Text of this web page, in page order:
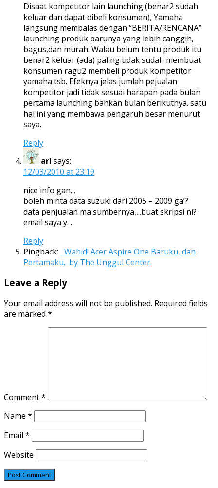
Disaat kompetitor lain launching (benar2 sudah
keluar dan dapat dibeli konsumen), Yamaha
langsung membalas dengan “BERITA/RENCANA”
launching produk barunya yang lebih canggih,
bagus,dan murah. Walau belum tentu produk itu
benar2 keluar (ada) paling tidak sudah membuat
konsumen ragu2 membeli produk kompetitor
yamaha tsb. Efeknya jelas jumlah pejualan
kompetitor jadi tidak sesuai harapan pada bulan
pertama launching bahkan bulan berikutnya. satu
hal ini yang membawa pengaruh besar menurut
saya.
Reply
ari says:
12/03/2010 at 23:19
nice info gan. .
boleh minta data suzuki dari 2005 – 2009 ga’?
data penjualan ma sumbernya,,..buat skripsi ni?
email saya y. .
Reply
Pingback: Wahid! Acer Aspire One Baruku, dan
Pertamaku. by The Unggul Center
Leave a Reply
Your email address will not be published. Required fields
are marked *
Comment*
Name *
Email *
Website